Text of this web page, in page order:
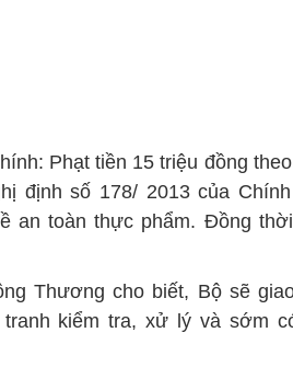
Phạt tiền 15 triệu đồng
định số 178/ 2013 của
an toàn thực phẩm. Đồng
Thương cho biết, Bộ sẽ
kiểm tra, xử lý và sớm